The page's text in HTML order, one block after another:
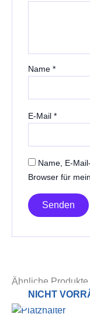
Name *
E-Mail *
Name, E-
Browser für
Ähnliche Produkte
NICHT